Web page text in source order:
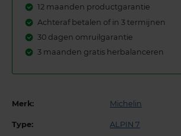
12 maanden productgarantie
Achteraf betalen of in 3 termijnen
30 dagen omruilgarantie
3 maanden gratis herbalanceren
Merk: Michelin
Type: ALPIN 7